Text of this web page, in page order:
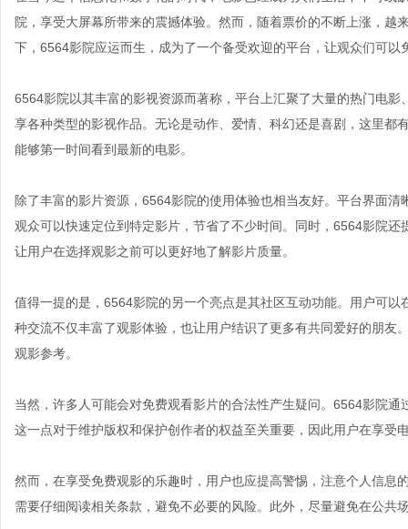
院，享受大屏幕所带来的震撼体验。然而，随着票价的不断上涨，
下，6564影院应运而生，成为了一个备受欢迎的平台，让观众们可以
6564影院以其丰富的影视资源而著称，平台上汇聚了大量的热门电
享各种类型的影视作品。无论是动作、爱情、科幻还是喜剧，这里
能够第一时间看到最新的电影。
除了丰富的影片资源，6564影院的使用体验也相当友好。平台界面
观众可以快速定位到特定影片，节省了不少时间。同时，6564影院
让用户在选择观影之前可以更好地了解影片质量。
值得一提的是，6564影院的另一个亮点是其社区互动功能。用户可
种交流不仅丰富了观影体验，也让用户结识了更多有共同爱好的朋友
观影参考。
当然，许多人可能会对免费观看影片的合法性产生疑问。6564影院
这一点对于维护版权和保护创作者的权益至关重要，因此用户在享受
然而，在享受免费观影的乐趣时，用户也应提高警惕，注意个人信
需要仔细阅读相关条款，避免不必要的风险。此外，尽量避免在公共